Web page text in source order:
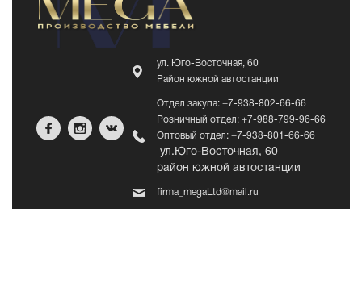
ул. Юго-Восточная, 60
Район южной автостанции
Отдел закупа: +7-938-802-66-66
Розничный отдел: +7-988-799-96-66
Оптовый отдел: +7-938-801-66-66
ул.Юго-Восточная, 60
район южной автостанции
firma_megaLtd@mail.ru